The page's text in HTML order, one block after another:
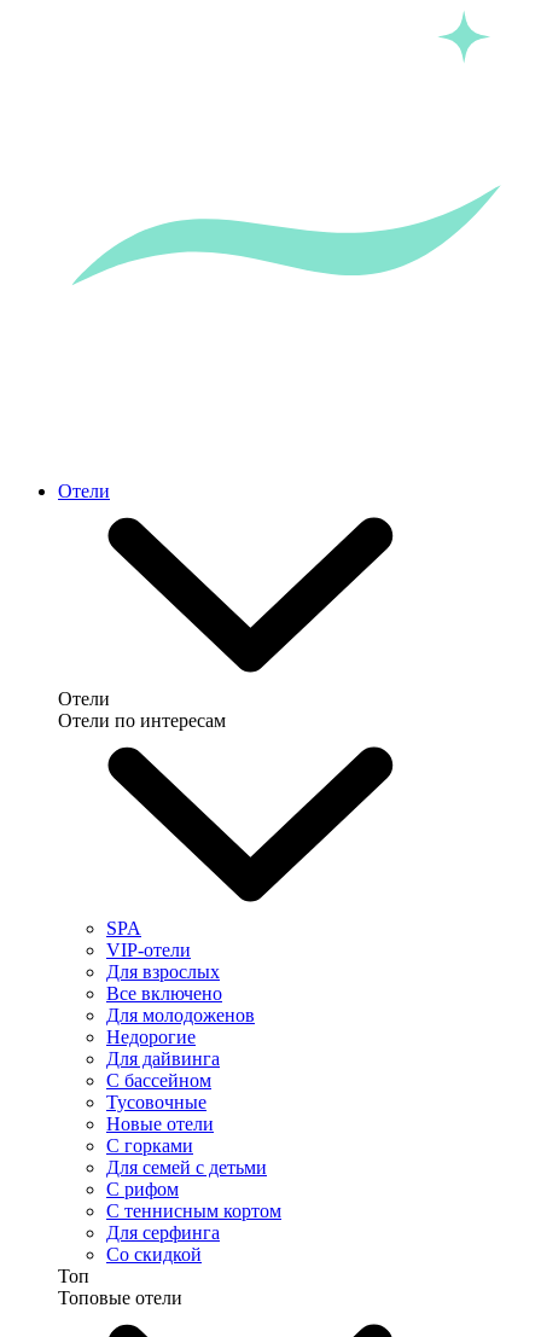
Отели
Отели
Отели по интересам
SPA
VIP-отели
Для взрослых
Все включено
Для молодоженов
Недорогие
Для дайвинга
С бассейном
Тусовочные
Новые отели
С горками
Для семей с детьми
С рифом
С теннисным кортом
Для серфинга
Со скидкой
Топ
Топовые отели